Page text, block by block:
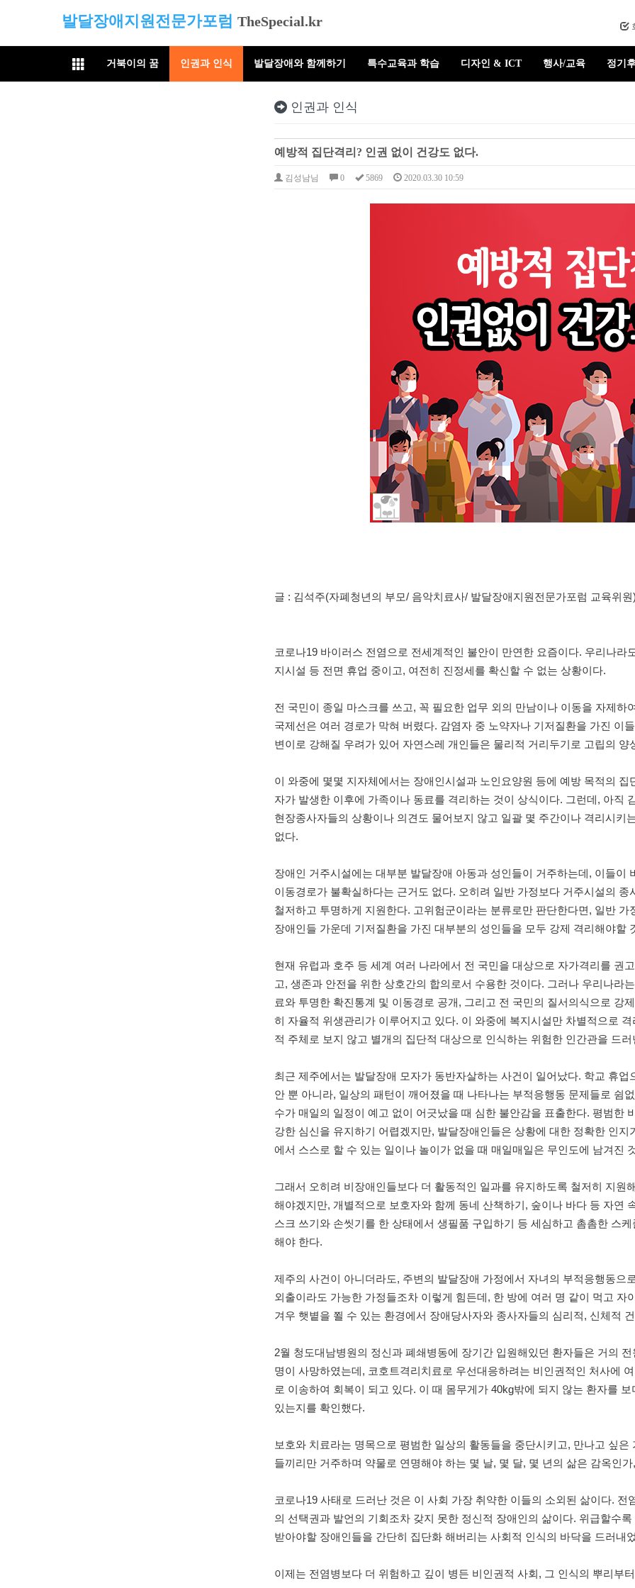
발달장애지원전문가포럼 TheSpecial.kr
거북이의 꿈 인권과 인식 발달장애와 함께하기 특수교육과 학습 디자인 & ICT 행사/교육 정기
인권과 인식
예방적 집단격리? 인권 없이 건강도 없다.
김성남님 0 5869 2020.03.30 10:59
글 : 김석주(자폐청년의 부모/ 음악치료사/ 발달장애지원전문가포럼 교육위원
코로나19 바이러스 전염으로 전세계적인 불안이 만연한 요즘이다. 우리나라
지시설 등 전면 휴업 중이고, 여전히 진정세를 확신할 수 없는 상황이다.
전 국민이 종일 마스크를 쓰고, 꼭 필요한 업무 외의 만남이나 이동을 자제하
국제선은 여러 경로가 막혀 버렸다. 감염자 중 노약자나 기저질환을 가진 이
변이로 강해질 우려가 있어 자연스레 개인들은 물리적 거리두기로 고립의 양
이 와중에 몇몇 지자체에서는 장애인시설과 노인요양원 등에 예방 목적의 집
자가 발생한 이후에 가족이나 동료를 격리하는 것이 상식이다. 그런데 , 아직
현장종사자들의 상황이나 의견도 물어보지 않고 일괄 몇 주간이나 격리시키
없다.
장애인 거주시설에는 대부분 발달장애 아동과 성인들이 거주하는데 , 이들이
이동경로가 불확실하다는 근거도 없다. 오히려 일반 가정보다 거주시설의
철저하고 투명하게 지원한다. 고위험군이라는 분류로만 판단한다면 , 일반 가
장애인들 가운데 기저질환을 가진 대부분의 성인들을 모두 강제 격리해야할
현재 유럽과 호주 등 세계 여러 나라에서 전 국민을 대상으로 자가격리를 권
고, 생존과 안전을 위한 상호간의 합의로서 수용한 것이다. 그러나 우리나라
료와 투명한 확진통계 및 이동경로 공개 , 그리고 전 국민의 질서의식으로 강
히 자율적 위생관리가 이루어지고 있다. 이 와중에 복지시설만 차별적으로
적 주체로 보지 않고 별개의 집단적 대상으로 인식하는 위험한 인간관을 드
최근 제주에서는 발달장애 모자가 동반자살하는 사건이 일어났다. 학교 휴업
안 뿐 아니라, 일상의 패턴이 깨어졌을 때 나타나는 부적응행동 문제들로 쉼
수가 매일의 일정이 예고 없이 어긋났을 때 심한 불안감을 표출한다. 평범한
강한 심신을 유지하기 어렵겠지만, 발달장애인들은 상황에 대한 정확한 인
에서 스스로 할 수 있는 일이나 놀이가 없을 때 매일매일은 무인도에 남겨진
그래서 오히려 비장애인들보다 더 활동적인 일과를 유지하도록 철저히 지원
해야겠지만, 개별적으로 보호자와 함께 동네 산책하기 , 숲이나 바다 등 자연
스크 쓰기와 손씻기를 한 상태에서 생필품 구입하기 등 세심하고 촘촘한 스
해야 한다.
제주의 사건이 아니더라도, 주변의 발달장애 가정에서 자녀의 부적응행동으
외출이라도 가능한 가정들조차 이렇게 힘든데 , 한 방에 여러 명 같이 먹고 자
겨우 햇볕을 쬘 수 있는 환경에서 장애당사자와 종사자들의 심리적, 신체적
2월 청도대남병원의 정신과 폐쇄병동에 장기간 입원해있던 환자들은 거의
명이 사망하였는데 , 코호트격리치료로 우선대응하려는 비인권적인 처사에
로 이송하여 회복이 되고 있다. 이 때 몸무게가 40kg밖에 되지 않는 환자를
있는지를 확인했다.
보호와 치료라는 명목으로 평범한 일상의 활동들을 중단시키고, 만나고 싶은
들끼리만 거주하며 약물로 연명해야 하는 몇 날, 몇 달, 몇 년의 삶은 감옥인가
코로나19 사태로 드러난 것은 이 사회 가장 취약한 이들의 소외된 삶이다. 전
의 선택권과 발언의 기회조차 갖지 못한 정신적 장애인의 삶이다. 위급할수
받아야할 장애인들을 간단히 집단화 해버리는 사회적 인식의 바닥을 드러내
이제는 전염병보다 더 위험하고 깊이 병든 비인권적 사회 , 그 인식의 뿌리부